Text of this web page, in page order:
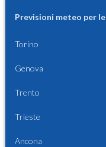
Previsioni meteo per
Torino
Genova
Trento
Trieste
Ancona